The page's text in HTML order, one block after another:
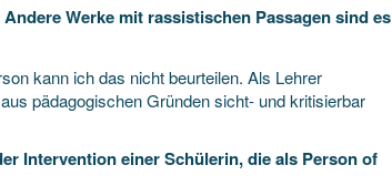
Werke mit rassistischen Passagen sind es
kann ich das nicht beurteilen. Als Lehrer
pädagogischen Gründen sicht- und kritisierbar
Intervention einer Schülerin, die als Person of